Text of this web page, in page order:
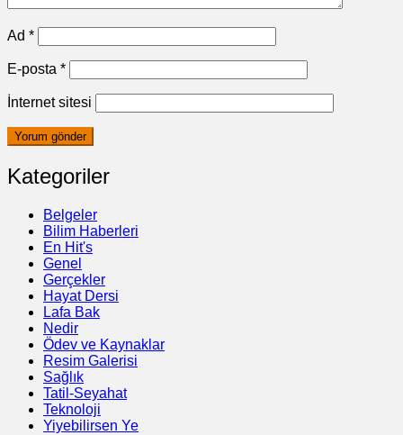
Ad *
E-posta *
İnternet sitesi
Kategoriler
Belgeler
Bilim Haberleri
En Hit's
Genel
Gerçekler
Hayat Dersi
Lafa Bak
Nedir
Ödev ve Kaynaklar
Resim Galerisi
Sağlık
Tatil-Seyahat
Teknoloji
Yiyebilirsen Ye